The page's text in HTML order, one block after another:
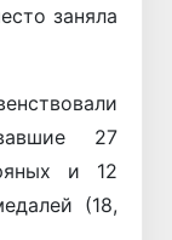
заняла
27
и 12
(18,